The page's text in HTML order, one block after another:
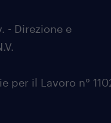
- Direzione e
per il Lavoro n°